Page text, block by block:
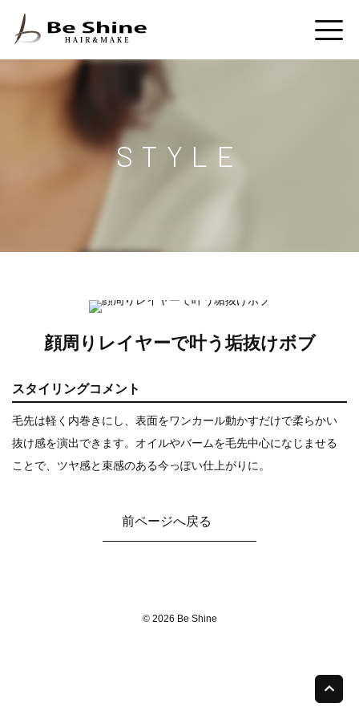
STYLE
顔周りレイヤーで叶う垢抜けボブ
スタイリングコメント
毛先は軽く内巻きにし、表面をワンカール動かすだけで柔らかい
抜け感を演出できます。オイルやバームを毛先中心になじませる
ことで、ツヤ感と束感のある今っぽい仕上がりに。
前ページへ戻る
© 2026 Be Shine